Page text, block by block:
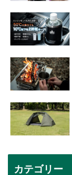
カテゴリー